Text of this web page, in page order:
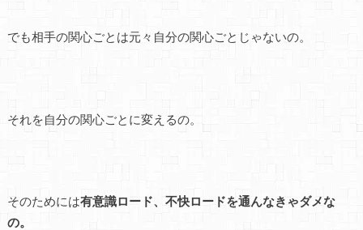
でも相手の関心ごとは元々自分の関心ごとじゃないの。
それを自分の関心ごとに変えるの。
そのためには有意識ロード、不快ロードを通んなきゃダメな
の。